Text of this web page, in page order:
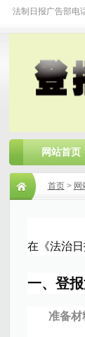
法制日报广告部电
网站首页
首页> 网
在《法治
一、登
准备材